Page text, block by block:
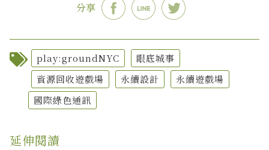
分享
play:groundNYC
眼底城事
資源回收遊戲場
永續設計
永續遊戲場
國際綠色通訊
延伸閱讀